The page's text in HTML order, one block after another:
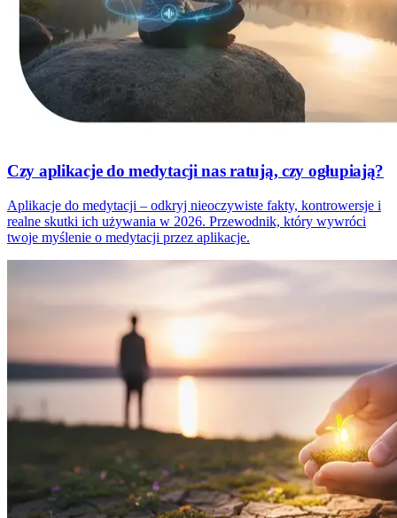
Czy aplikacje do medytacji nas ratują, czy ogłupiają?
Aplikacje do medytacji – odkryj nieoczywiste fakty, kontrowersje i
realne skutki ich używania w 2026. Przewodnik, który wywróci
twoje myślenie o medytacji przez aplikacje.